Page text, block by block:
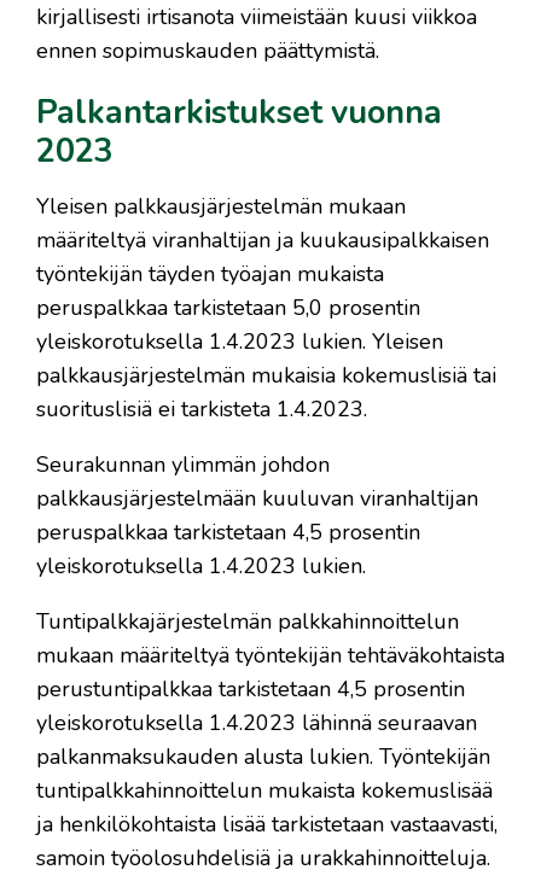
kirjallisesti irtisanota viimeistään kuusi viikkoa
ennen sopimuskauden päättymistä.
Palkantarkistukset vuonna
2023
Yleisen palkkausjärjestelmän mukaan
määriteltyä viranhaltijan ja kuukausipalkkaisen
työntekijän täyden työajan mukaista
peruspalkkaa tarkistetaan 5,0 prosentin
yleiskorotuksella 1.4.2023 lukien. Yleisen
palkkausjärjestelmän mukaisia kokemuslisiä tai
suorituslisiä ei tarkisteta 1.4.2023.
Seurakunnan ylimmän johdon
palkkausjärjestelmään kuuluvan viranhaltijan
peruspalkkaa tarkistetaan 4,5 prosentin
yleiskorotuksella 1.4.2023 lukien.
Tuntipalkkajärjestelmän palkkahinnoittelun
mukaan määriteltyä työntekijän tehtäväkohtaista
perustuntipalkkaa tarkistetaan 4,5 prosentin
yleiskorotuksella 1.4.2023 lähinnä seuraavan
palkanmaksukauden alusta lukien. Työntekijän
tuntipalkkahinnoittelun mukaista kokemuslisää
ja henkilökohtaista lisää tarkistetaan vastaavasti,
samoin työolosuhdelisiä ja urakkahinnoitteluja.